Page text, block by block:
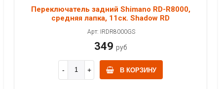
Переключатель задний Shimano RD-R8000,
средняя лапка, 11ск. Shadow RD
Арт: IRDR8000GS
349 руб
В КОРЗИНУ